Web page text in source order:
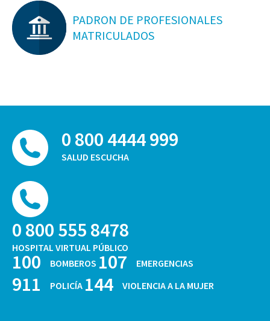
PADRON DE PROFESIONALES
MATRICULADOS
0 800 4444 999
SALUD ESCUCHA
0 800 555 8478
HOSPITAL VIRTUAL PÚBLICO
100 BOMBEROS 107 EMERGENCIAS
911 POLICÍA 144 VIOLENCIA A LA MUJER